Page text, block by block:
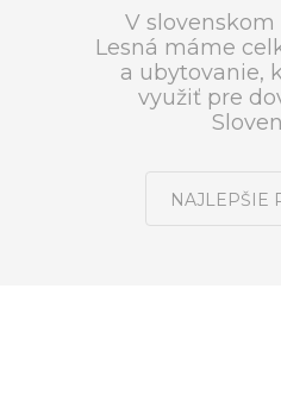
V slovenskom
Lesná máme
a ubytovanie,
využiť pre
NAJLEPŠIE